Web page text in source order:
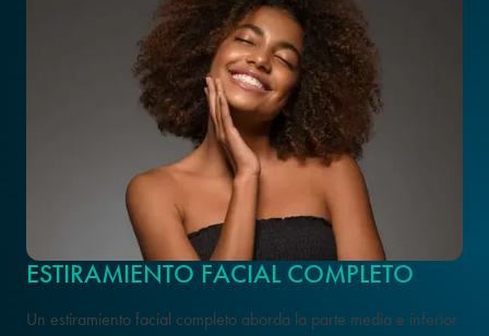
ESTIRAMIENTO FACIAL COMPLETO
Un estiramiento facial completo aborda la parte media e inferior